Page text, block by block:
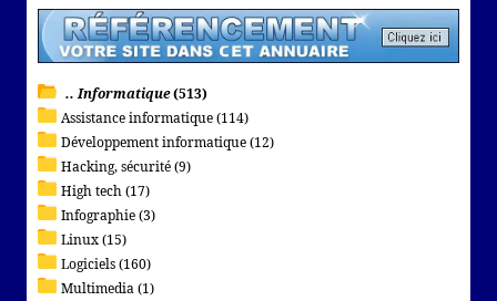
.. Informatique(513)
Assistance informatique (114)
Développement informatique (12)
Hacking, sécurité (9)
High tech (17)
Infographie (3)
Linux (15)
Logiciels (160)
Multimedia (1)